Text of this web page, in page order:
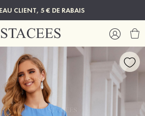
CLIENT, 5 € DE RABAIS